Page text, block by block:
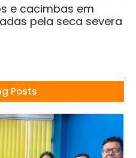
e cacimbas em
pela seca severa
Posts